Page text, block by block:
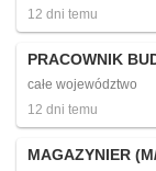
12 dni temu
PRACOWNIK
całe województwo
12 dni temu
MAGAZYNIER